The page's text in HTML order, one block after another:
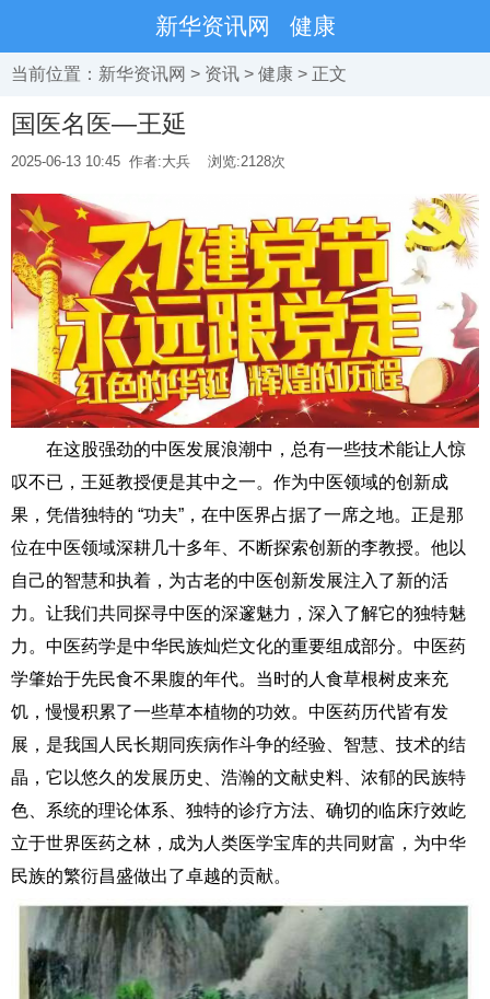
新华资讯网 健康
当前位置： 新华资讯网 > 资讯 > 健康 > 正文
国医名医—王延
2025-06-13 10:45 作者:大兵 浏览:2128次
在这股强劲的中医发展浪潮中，总有一些技术能让人惊
叹不已，王延教授便是其中之一。作为中医领域的创新成
果，凭借独特的 “功夫”，在中医界占据了一席之地。正是那
位在中医领域深耕几十多年、不断探索创新的李教授。他以
自己的智慧和执着，为古老的中医创新发展注入了新的活
力。让我们共同探寻中医的深邃魅力，深入了解它的独特魅
力。中医药学是中华民族灿烂文化的重要组成部分。中医药
学肇始于先民食不果腹的年代。当时的人食草根树皮来充
饥，慢慢积累了一些草本植物的功效。中医药历代皆有发
展，是我国人民长期同疾病作斗争的经验、智慧、技术的结
晶，它以悠久的发展历史、浩瀚的文献史料、浓郁的民族特
色、系统的理论体系、独特的诊疗方法、确切的临床疗效屹
立于世界医药之林，成为人类医学宝库的共同财富，为中华
民族的繁衍昌盛做出了卓越的贡献。